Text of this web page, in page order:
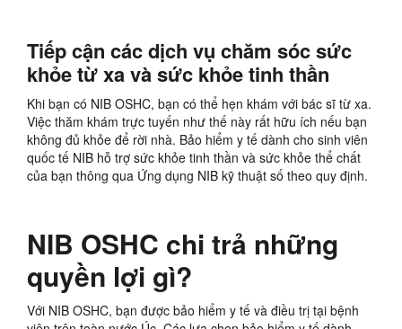
Tiếp cận các dịch vụ chăm sóc sức
khỏe từ xa và sức khỏe tinh thần
Khi bạn có NIB OSHC, bạn có thể hẹn khám với bác sĩ từ xa.
Việc thăm khám trực tuyến như thế này rất hữu ích nếu bạn
không đủ khỏe để rời nhà. Bảo hiểm y tế dành cho sinh viên
quốc tế NIB hỗ trợ sức khỏe tinh thần và sức khỏe thể chất
của bạn thông qua Ứng dụng NIB kỹ thuật số theo quy định.
NIB OSHC chi trả những
quyền lợi gì?
Với NIB OSHC, bạn được bảo hiểm y tế và điều trị tại bệnh